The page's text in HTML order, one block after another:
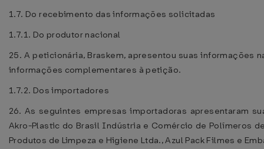
1.7. Do recebimento das informações solicitadas
1.7.1. Do produtor nacional
25. A peticionária, Braskem, apresentou suas
informações complementares à petição.
1.7.2. Dos importadores
26. As seguintes empresas importadoras apresentaram
Akro-Plastic do Brasil Indústria e Comércio de Polímeros
Produtos de Limpeza e Higiene Ltda., Azul Pack Filmes e